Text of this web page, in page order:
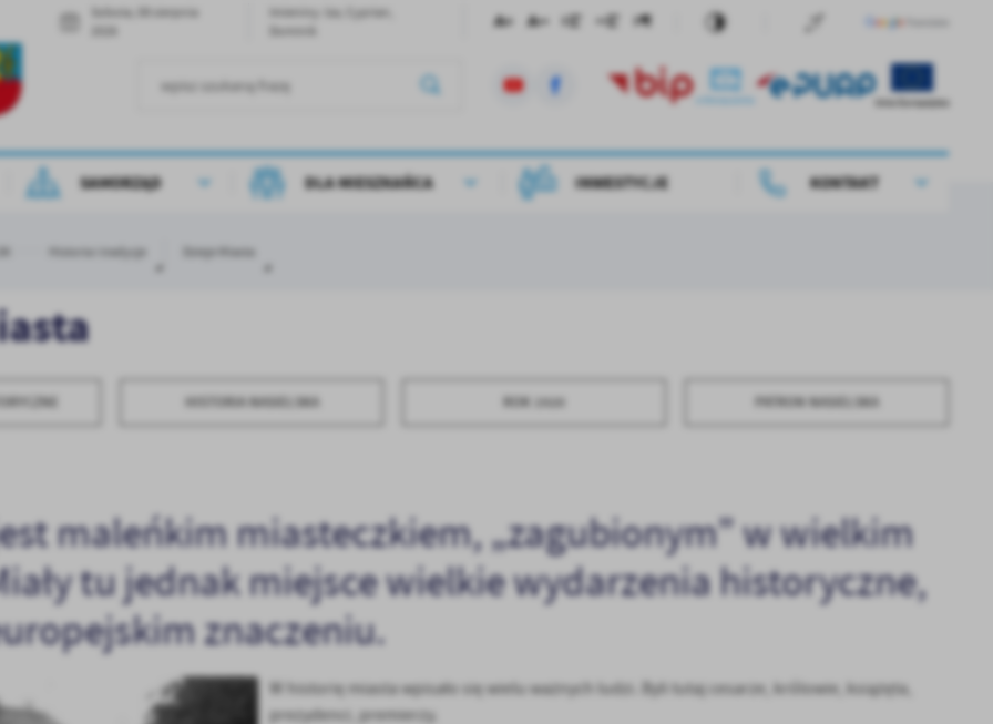
SAMORZĄD DLA MIESZKAŃCA INWESTYCJE KONTAKT
Historia i tradycje Dzieje Miasta
HISTORIA NASIELSKA ROK 1920 PATRON NASIELSKA
maleńkim miasteczkiem, „zagubionym” w wielkim
tu jednak miejsce wielkie wydarzenia historyczne,
znaczeniu.
W historię miasta wpisało się wielu ważnych ludzi. Byli tutaj cesarze, królowie, książęta,
prezydenci, premierzy.